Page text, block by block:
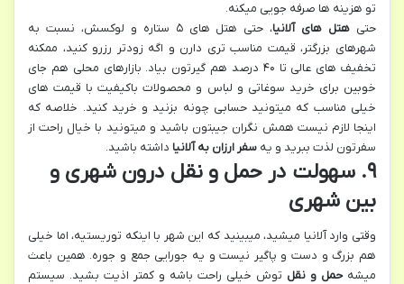
تو هزینه ها صرفه جویی میکنه.
حتی هتل های آلانیا
، حتی هتل های ۵ ستاره و لوکسش، نسبت به
شهرهای بزرگتر، قیمت مناسب تری دارن و اگه زودتر رزرو کنید، ممکنه
تخفیف های عالی تا ۴۰ درصد هم گیرتون بیاد. بازارهای محلی هم جای
خوبین برای خرید سوغاتی و لباس و محصولات باکیفیت با قیمت های
خیلی مناسب که میتونید حسابی چونه بزنید و خرید کنید. خلاصه که
اینجا لازم نیست همش نگران جیبتون باشید و میتونید با خیال راحت از
سفرتون لذت ببرید و یه سفر ارزان به آلانیا داشته باشید.
۹. سهولت در حمل و نقل درون شهری و
بین شهری
وقتی وارد آلانیا میشید، میبینید که این شهر با اینکه توریستیه، اما خیلی
هم بزرگ و دست و پاگیر نیست و یه جورایی جمع و جوره. همین باعث
میشهحمل و نقل توش خیلی راحت باشه و کمتر اذیت بشید. سیستم